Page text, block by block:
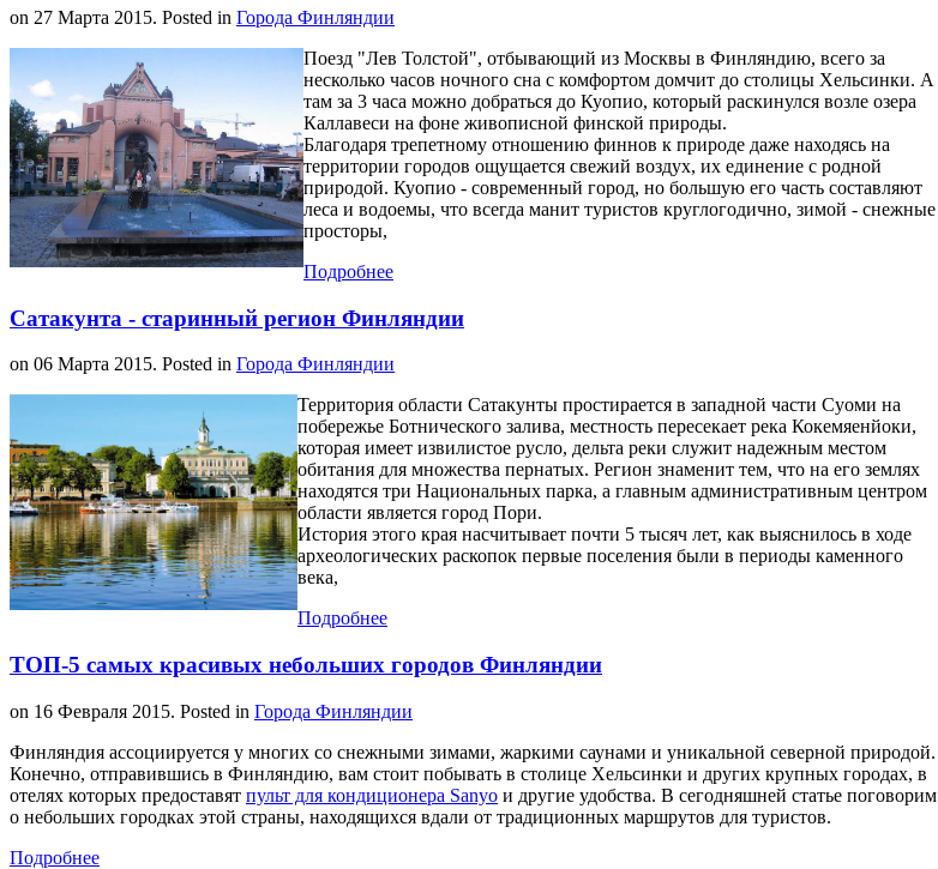
on 27 Марта 2015. Posted in Города Финляндии
Поезд "Лев Толстой", отбывающий из Москвы в Финляндию, всего за
несколько часов ночного сна с комфортом домчит до столицы Хельсинки. А
там за 3 часа можно добраться до Куопио, который раскинулся возле озера
Каллавеси на фоне живописной финской природы.
Благодаря трепетному отношению финнов к природе даже находясь на
территории городов ощущается свежий воздух, их единение с родной
природой. Куопио - современный город, но большую его часть составляют
леса и водоемы, что всегда манит туристов круглогодично, зимой - снежные
просторы,
Подробнее
Сатакунта - старинный регион Финляндии
on 06 Марта 2015. Posted in Города Финляндии
Территория области Сатакунты простирается в западной части Суоми на
побережье Ботнического залива, местность пересекает река Кокемяенйоки,
которая имеет извилистое русло, дельта реки служит надежным местом
обитания для множества пернатых. Регион знаменит тем, что на его землях
находятся три Национальных парка, а главным административным центром
области является город Пори.
История этого края насчитывает почти 5 тысяч лет, как выяснилось в ходе
археологических раскопок первые поселения были в периоды каменного
века,
Подробнее
ТОП-5 самых красивых небольших городов Финляндии
on 16 Февраля 2015. Posted in Города Финляндии
Финляндия ассоциируется у многих со снежными зимами, жаркими саунами и уникальной северной природой.
Конечно, отправившись в Финляндию, вам стоит побывать в столице Хельсинки и других крупных городах, в
отелях которых предоставят пульт для кондиционера Sanyo и другие удобства. В сегодняшней статье поговорим
о небольших городках этой страны, находящихся вдали от традиционных маршрутов для туристов.
Подробнее